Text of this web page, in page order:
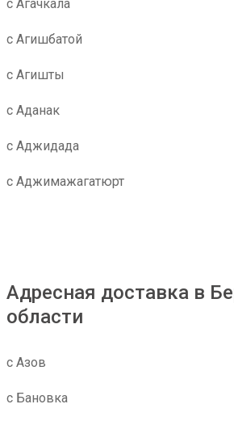
с Агачкала
с Агишбатой
с Агишты
с Аданак
с Аджидада
с Аджимажагатюрт
Адресная доставка в
области
с Азов
с Бановка